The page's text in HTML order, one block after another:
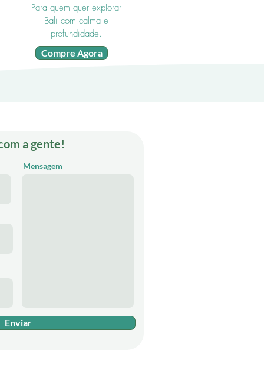
Para quem quer explorar
Bali com calma e
profundidade.
Compre Agora
a gente!
Mensagem
Enviar